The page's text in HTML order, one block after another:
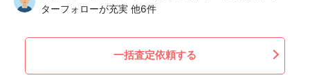
ターフォローが充実 他6件
一括査定依頼する